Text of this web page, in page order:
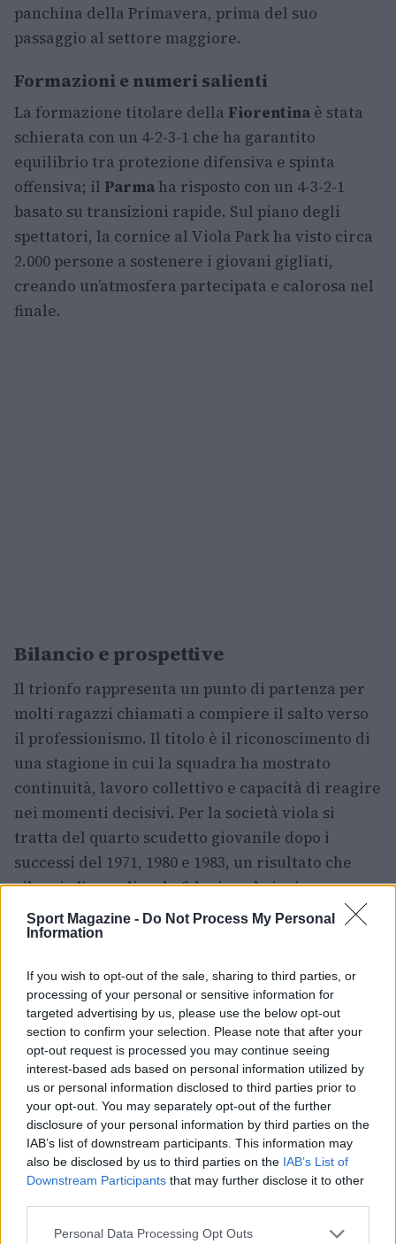
Sport Magazine - Do Not Process My Personal
Information
If you wish to opt-out of the sale, sharing to third parties, or
processing of your personal or sensitive information for
targeted advertising by us, please use the below opt-out
section to confirm your selection. Please note that after your
opt-out request is processed you may continue seeing
interest-based ads based on personal information utilized by
us or personal information disclosed to third parties prior to
your opt-out. You may separately opt-out of the further
disclosure of your personal information by third parties on the
IAB’s list of downstream participants. This information may
also be disclosed by us to third parties on the IAB’s List of
Downstream Participants that may further disclose it to other
Please note that this website/app uses one or more Google
Personal Data Processing Opt Outs
panchina della Primavera, prima del suo
passaggio al settore maggiore.
Formazioni e numeri salienti
La formazione titolare della Fiorentina è stata
schierata con un 4-2-3-1 che ha garantito
equilibrio tra protezione difensiva e spinta
offensiva; il Parma ha risposto con un 4-3-2-1
basato su transizioni rapide. Sul piano degli
spettatori, la cornice al Viola Park ha visto circa
2.000 persone a sostenere i giovani gigliati,
creando un’atmosfera partecipata e calorosa nel
finale.
Bilancio e prospettive
Il trionfo rappresenta un punto di partenza per
molti ragazzi chiamati a compiere il salto verso
il professionismo. Il titolo è il riconoscimento di
una stagione in cui la squadra ha mostrato
continuità, lavoro collettivo e capacità di reagire
nei momenti decisivi. Per la società viola si
tratta del quarto scudetto giovanile dopo i
successi del 1971, 1980 e 1983, un risultato che
rilancia l’orgoglio e la fiducia nel vivaio.
In conclusione, la finale del 28/05/2026 resterà
Primaveraha scritto una pagina importante
della sua storia, sfruttando qualità individuali e
una forte identità di squadra per sollevare lo
scudetto davanti ai propri tifosi.
AUTORE
Ilaria Mauri
Ilaria Mauri, bolognese, decise di seguire il
giornalismo sportivo dopo una notte al
Dall'Ara durante una partita decisiva: oggi
coordina le pagine di competizioni e